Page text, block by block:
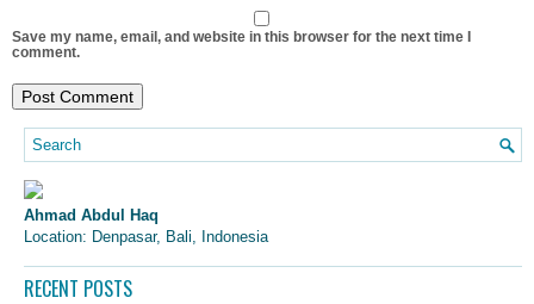
Save my name, email, and website in this browser for the next time I
comment.
Ahmad Abdul Haq
Location: Denpasar, Bali, Indonesia
RECENT POSTS